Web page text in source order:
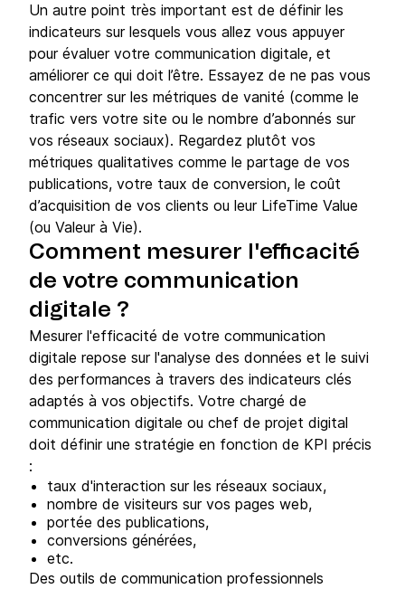
Un autre point très important est de définir les
indicateurs sur lesquels vous allez vous appuyer
pour évaluer votre communication digitale, et
améliorer ce qui doit l’être. Essayez de ne pas vous
concentrer sur les métriques de vanité (comme le
trafic vers votre site ou le nombre d’abonnés sur
vos réseaux sociaux). Regardez plutôt vos
métriques qualitatives comme le partage de vos
publications, votre taux de conversion, le coût
d’acquisition de vos clients ou leur LifeTime Value
(ou Valeur à Vie).
Comment mesurer l'efficacité
de votre communication
digitale ?
Mesurer l'efficacité de votre communication
digitale repose sur l'analyse des données et le suivi
des performances à travers des indicateurs clés
adaptés à vos objectifs. Votre chargé de
communication digitale ou chef de projet digital
doit définir une stratégie en fonction de KPI précis
:
taux d'interaction sur les réseaux sociaux,
nombre de visiteurs sur vos pages web,
portée des publications,
conversions générées,
etc.
Des outils de communication professionnels